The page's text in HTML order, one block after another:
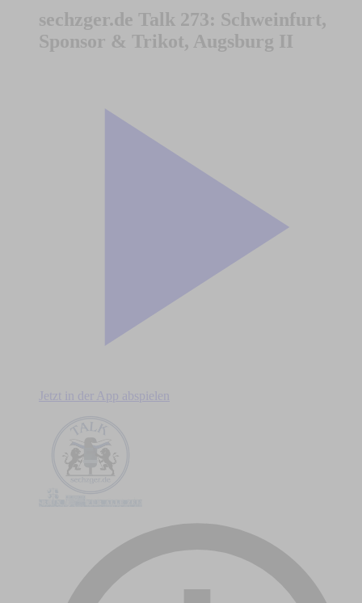
sechzger.de Talk 273: Schweinfurt,
Sponsor & Trikot, Augsburg II
Jetzt in der App abspielen